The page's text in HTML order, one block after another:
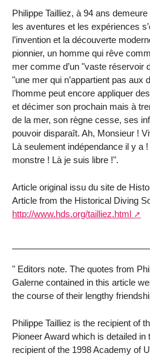
Philippe Tailliez, à 94 ans
les aventures et les expériences
l’invention et la découverte
pionnier, un homme qui rêve
mer comme d’un "vaste réservoir
"une mer qui n’appartient pas aux
l’homme peut encore appliquer
et décimer son prochain mais à
de la mer, son règne cesse, ses
pouvoir disparaît. Ah, Monsieur !
Là seulement indépendance il y a
monstre ! Là je suis libre !".
Article original issu du site de
Article from the Historical Diving
http://www.hds.org/tailliez.html
" Editors note. The quotes from
Galerne contained in this article
the course of their lengthy
Philippe Tailliez is the recipient of
Pioneer Award which is detailed
recipient of the 1998 Academy of